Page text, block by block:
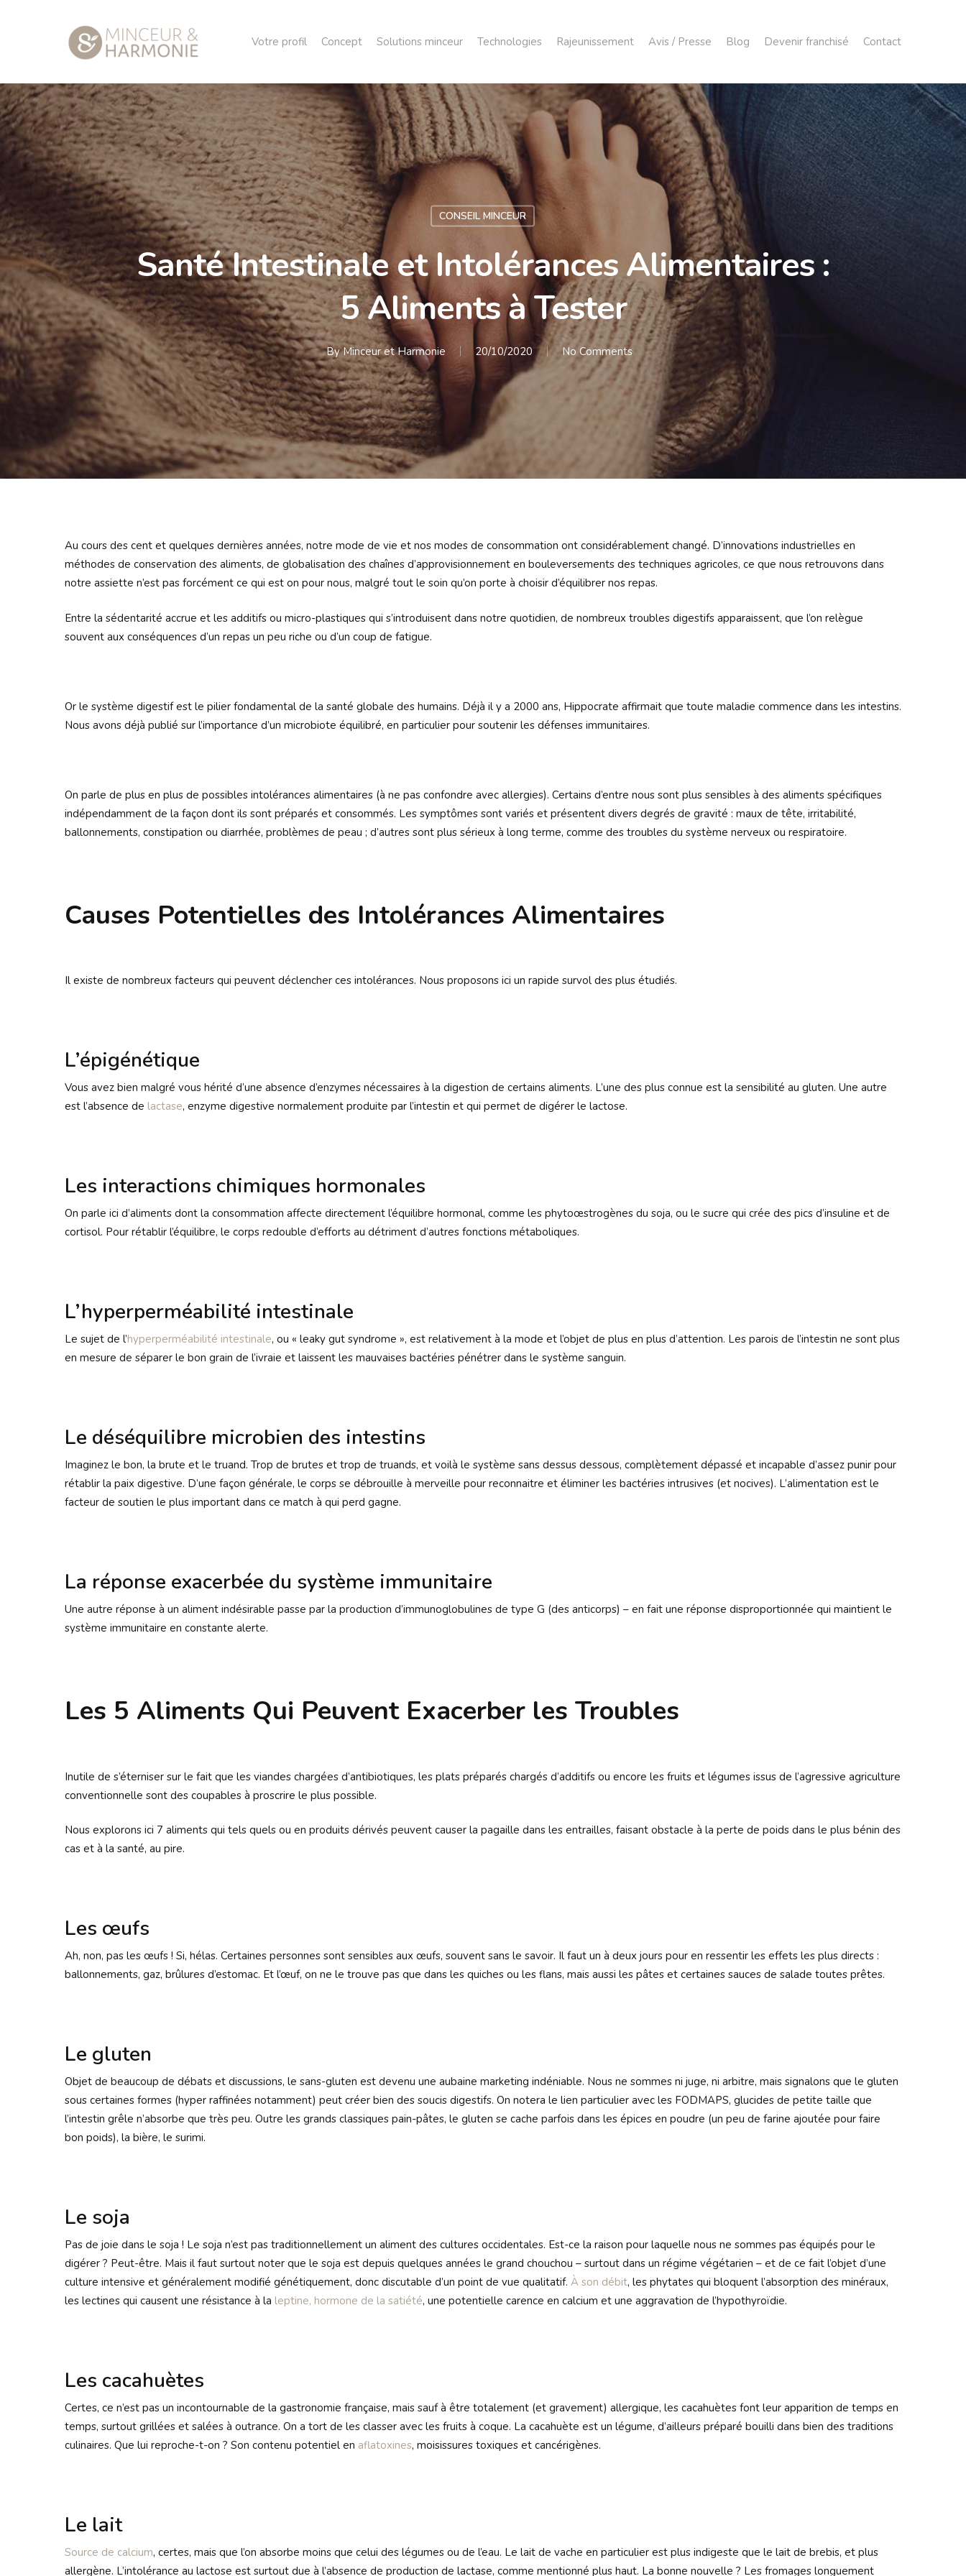
Votre profil Concept Solutions minceur Technologies Rajeunissement Avis / Presse Blog Devenir franchisé Contact
CONSEIL MINCEUR
Santé Intestinale et Intolérances Alimentaires :
5 Aliments à Tester
ByMinceur et Harmonie 20/10/2020 No Comments
Au cours des cent et quelques dernières années, notre mode de vie et nos modes de consommation ont considérablement changé. D’innovations industrielles en
méthodes de conservation des aliments, de globalisation des chaînes d’approvisionnement en bouleversements des techniques agricoles, ce que nous retrouvons dans
notre assiette n’est pas forcément ce qui est on pour nous, malgré tout le soin qu’on porte à choisir d’équilibrer nos repas.
Entre la sédentarité accrue et les additifs ou micro-plastiques qui s’introduisent dans notre quotidien, de nombreux troubles digestifs apparaissent, que l’on relègue
souvent aux conséquences d’un repas un peu riche ou d’un coup de fatigue.
Or le système digestif est le pilier fondamental de la santé globale des humains. Déjà il y a 2000 ans, Hippocrate affirmait que toute maladie commence dans les intestins.
Nous avons déjà publié sur l’importance d’un microbiote équilibré, en particulier pour soutenir les défenses immunitaires.
On parle de plus en plus de possibles intolérances alimentaires (à ne pas confondre avec allergies). Certains d’entre nous sont plus sensibles à des aliments spécifiques
indépendamment de la façon dont ils sont préparés et consommés. Les symptômes sont variés et présentent divers degrés de gravité : maux de tête, irritabilité,
ballonnements, constipation ou diarrhée, problèmes de peau ; d’autres sont plus sérieux à long terme, comme des troubles du système nerveux ou respiratoire.
Causes Potentielles des Intolérances Alimentaires
Il existe de nombreux facteurs qui peuvent déclencher ces intolérances. Nous proposons ici un rapide survol des plus étudiés.
L’épigénétique
Vous avez bien malgré vous hérité d’une absence d’enzymes nécessaires à la digestion de certains aliments. L’une des plus connue est la sensibilité au gluten. Une autre
est l’absence de lactase, enzyme digestive normalement produite par l’intestin et qui permet de digérer le lactose.
Les interactions chimiques hormonales
On parle ici d’aliments dont la consommation affecte directement l’équilibre hormonal, comme les phytoœstrogènes du soja, ou le sucre qui crée des pics d’insuline et de
cortisol. Pour rétablir l’équilibre, le corps redouble d’efforts au détriment d’autres fonctions métaboliques.
L’hyperperméabilité intestinale
Le sujet de l’hyperperméabilité intestinale, ou « leaky gut syndrome », est relativement à la mode et l’objet de plus en plus d’attention. Les parois de l’intestin ne sont plus
en mesure de séparer le bon grain de l’ivraie et laissent les mauvaises bactéries pénétrer dans le système sanguin.
Le déséquilibre microbien des intestins
Imaginez le bon, la brute et le truand. Trop de brutes et trop de truands, et voilà le système sans dessus dessous, complètement dépassé et incapable d’assez punir pour
rétablir la paix digestive. D’une façon générale, le corps se débrouille à merveille pour reconnaitre et éliminer les bactéries intrusives (et nocives). L’alimentation est le
facteur de soutien le plus important dans ce match à qui perd gagne.
La réponse exacerbée du système immunitaire
Une autre réponse à un aliment indésirable passe par la production d’immunoglobulines de type G (des anticorps) – en fait une réponse disproportionnée qui maintient le
système immunitaire en constante alerte.
Les 5 Aliments Qui Peuvent Exacerber les Troubles
Inutile de s’éterniser sur le fait que les viandes chargées d’antibiotiques, les plats préparés chargés d’additifs ou encore les fruits et légumes issus de l’agressive agriculture
conventionnelle sont des coupables à proscrire le plus possible.
Nous explorons ici 7 aliments qui tels quels ou en produits dérivés peuvent causer la pagaille dans les entrailles, faisant obstacle à la perte de poids dans le plus bénin des
cas et à la santé, au pire.
Les œufs
Ah, non, pas les œufs ! Si, hélas. Certaines personnes sont sensibles aux œufs, souvent sans le savoir. Il faut un à deux jours pour en ressentir les effets les plus directs :
ballonnements, gaz, brûlures d’estomac. Et l’œuf, on ne le trouve pas que dans les quiches ou les flans, mais aussi les pâtes et certaines sauces de salade toutes prêtes.
Le gluten
Objet de beaucoup de débats et discussions, le sans-gluten est devenu une aubaine marketing indéniable. Nous ne sommes ni juge, ni arbitre, mais signalons que le gluten
sous certaines formes (hyper raffinées notamment) peut créer bien des soucis digestifs. On notera le lien particulier avec les FODMAPS, glucides de petite taille que
l’intestin grêle n’absorbe que très peu. Outre les grands classiques pain-pâtes, le gluten se cache parfois dans les épices en poudre (un peu de farine ajoutée pour faire
bon poids), la bière, le surimi.
Le soja
Pas de joie dans le soja ! Le soja n’est pas traditionnellement un aliment des cultures occidentales. Est-ce la raison pour laquelle nous ne sommes pas équipés pour le
digérer ? Peut-être. Mais il faut surtout noter que le soja est depuis quelques années le grand chouchou – surtout dans un régime végétarien – et de ce fait l’objet d’une
culture intensive et généralement modifié génétiquement, donc discutable d’un point de vue qualitatif. À son débit, les phytates qui bloquent l’absorption des minéraux,
les lectines qui causent une résistance à la leptine, hormone de la satiété, une potentielle carence en calcium et une aggravation de l’hypothyroïdie.
Les cacahuètes
Certes, ce n’est pas un incontournable de la gastronomie française, mais sauf à être totalement (et gravement) allergique, les cacahuètes font leur apparition de temps en
temps, surtout grillées et salées à outrance. On a tort de les classer avec les fruits à coque. La cacahuète est un légume, d’ailleurs préparé bouilli dans bien des traditions
culinaires. Que lui reproche-t-on ? Son contenu potentiel en aflatoxines, moisissures toxiques et cancérigènes.
Le lait
Source de calcium, certes, mais que l’on absorbe moins que celui des légumes ou de l’eau. Le lait de vache en particulier est plus indigeste que le lait de brebis, et plus
allergène. L’intolérance au lactose est surtout due à l’absence de production de lactase, comme mentionné plus haut. La bonne nouvelle ? Les fromages longuement